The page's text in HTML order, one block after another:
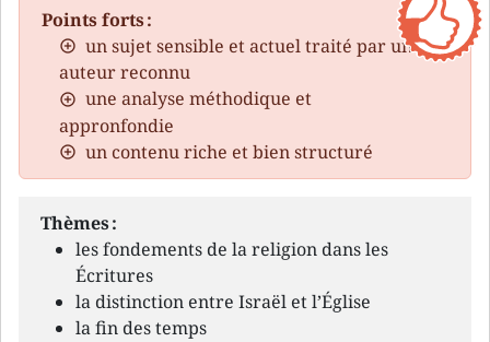
Points forts :
un sujet sensible et actuel traité par un
auteur reconnu
une analyse méthodique et
appronfondie
un contenu riche et bien structuré
Thèmes :
les fondements de la religion dans les
Écritures
la distinction entre Israël et l’Église
la fin des temps